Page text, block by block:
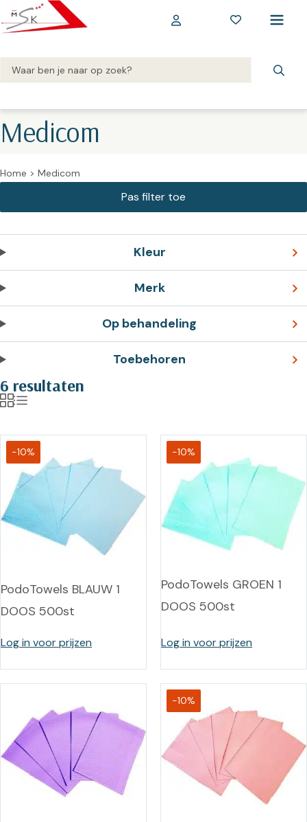
Medicom
Home > Medicom
Kleur
Merk
Op behandeling
Toebehoren
6 resultaten
-10%
PodoTowels BLAUW 1
DOOS 500st
Log in voor prijzen
-10%
PodoTowels GROEN 1
DOOS 500st
Log in voor prijzen
-10%